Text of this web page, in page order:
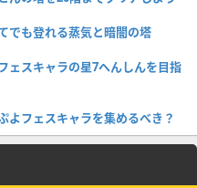
でも登れる蒸気と暗闇の塔
ェスキャラの星7へんしんを目指
よフェスキャラを集めるべき？